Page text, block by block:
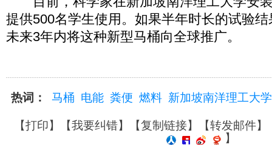
提供500名学生使用。如果半年时长的试验
未来3年内将这种新型马桶向全球推广。
热词： 马桶 电能 粪便 燃料 新加坡南洋理工大学
【打印】【我要纠错】【复制链接】【转发邮件】
】